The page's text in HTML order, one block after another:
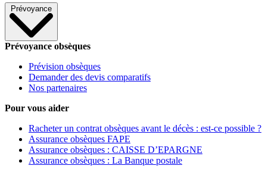
Prévoyance
Prévoyance obsèques
Prévision obsèques
Demander des devis comparatifs
Nos partenaires
Pour vous aider
Racheter un contrat obsèques avant le décès : est-ce possible ?
Assurance obsèques FAPE
Assurance obsèques : CAISSE D’EPARGNE
Assurance obsèques : La Banque postale